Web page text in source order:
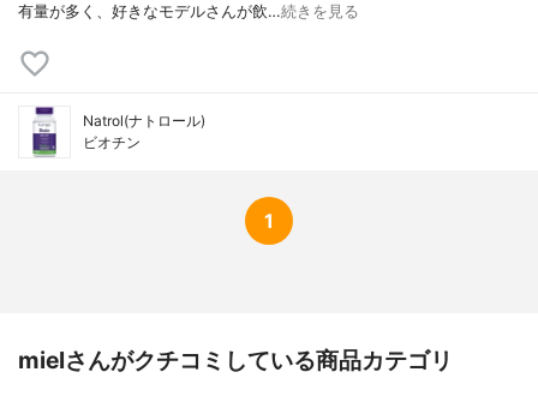
有量が多く、好きなモデルさんが飲…続きを見る
Natrol(ナトロール)
ビオチン
1
mielさんがクチコミしている商品カテゴリ